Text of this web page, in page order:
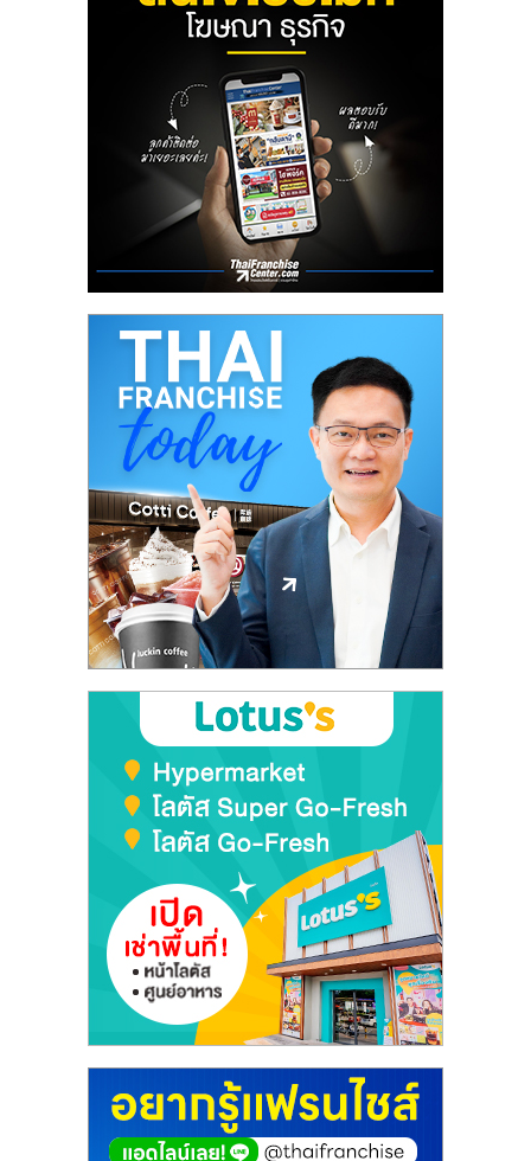
ลงทุน
คืน
ปรึกษา
การ
ลงทุน
ขยาย
ไชส์,